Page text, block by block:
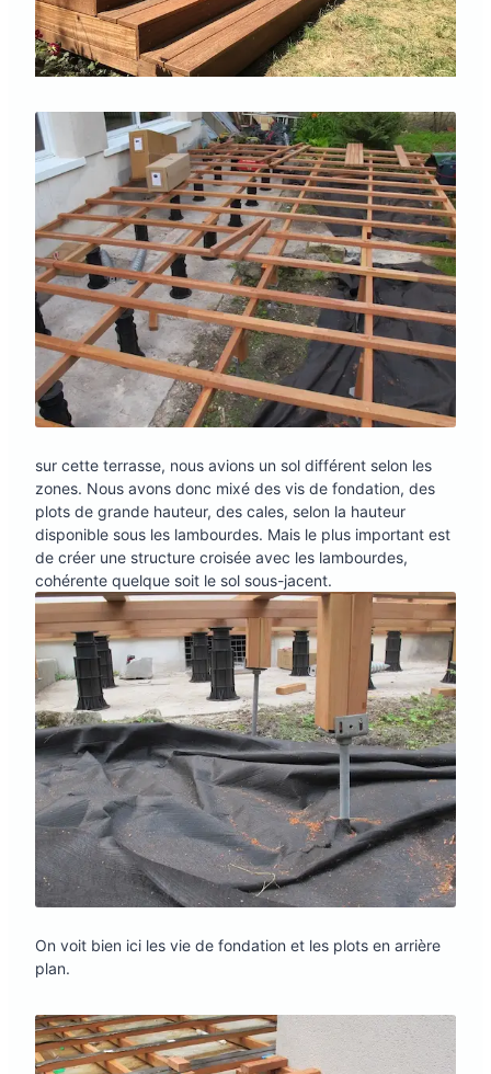
sur cette terrasse, nous avions un sol différent selon les
zones. Nous avons donc mixé des vis de fondation, des
plots de grande hauteur, des cales, selon la hauteur
disponible sous les lambourdes. Mais le plus important est
de créer une structure croisée avec les lambourdes,
cohérente quelque soit le sol sous-jacent.
On voit bien ici les vie de fondation et les plots en arrière
plan.